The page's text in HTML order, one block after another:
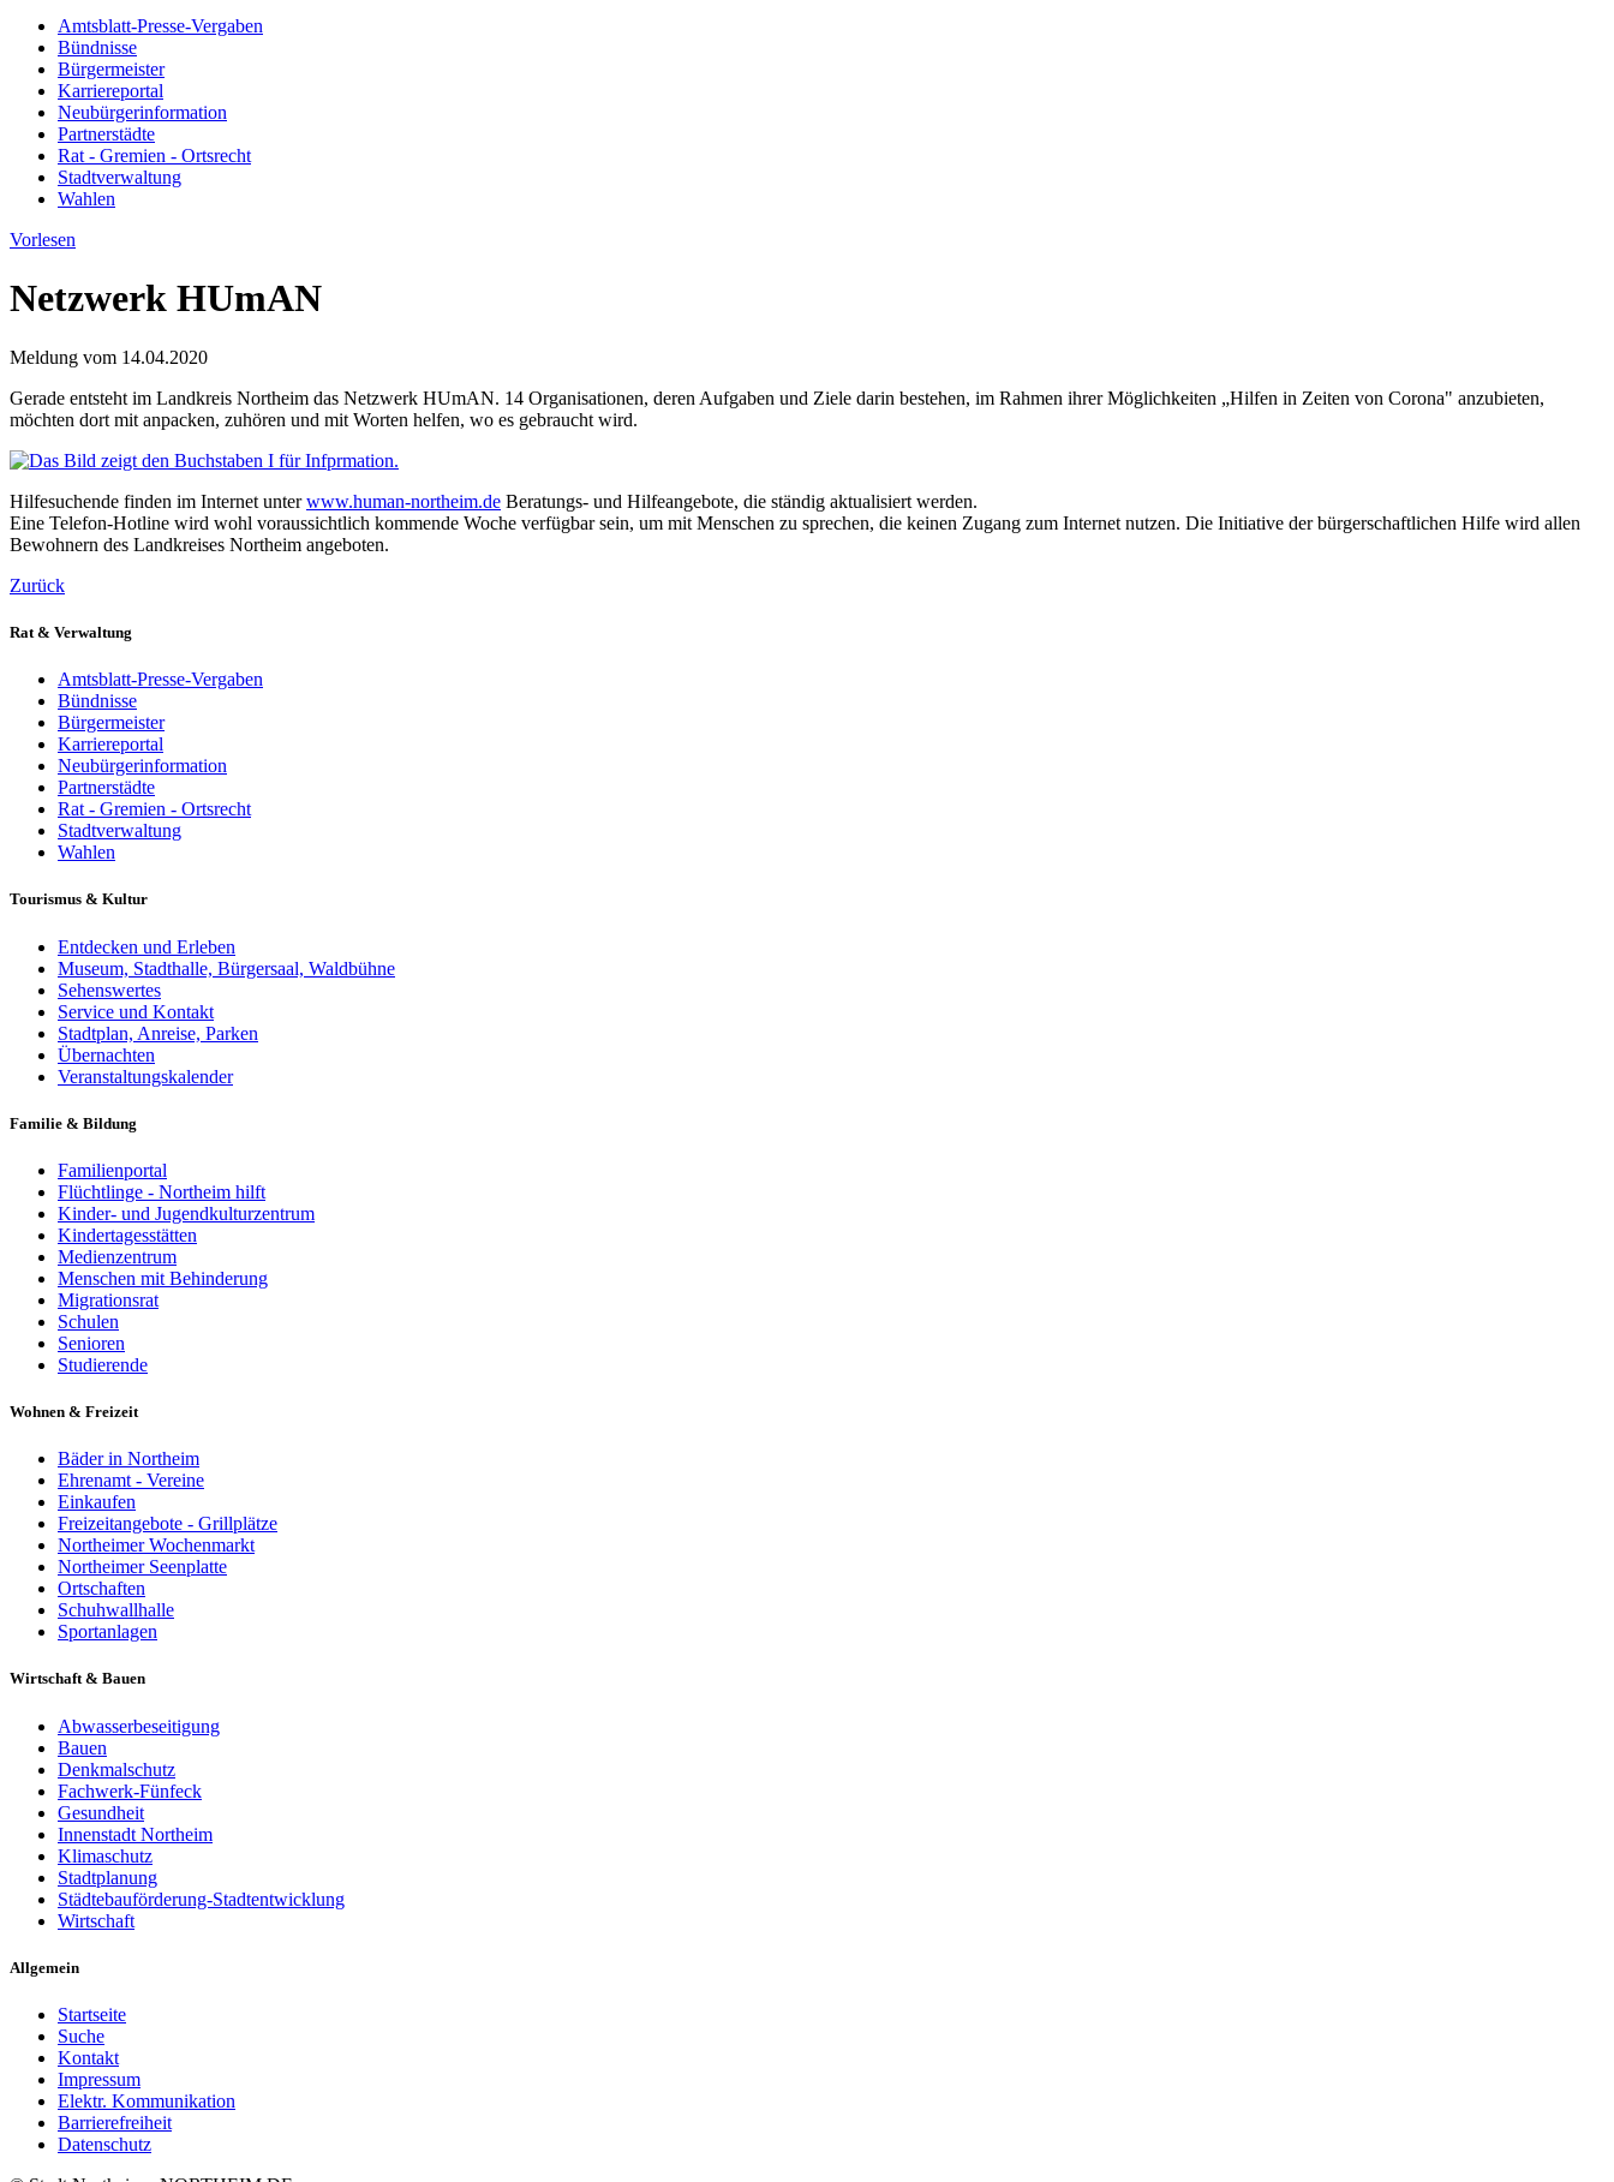
Amtsblatt-Presse-Vergaben
Bündnisse
Bürgermeister
Karriereportal
Neubürgerinformation
Partnerstädte
Rat - Gremien - Ortsrecht
Stadtverwaltung
Wahlen
Vorlesen
Netzwerk HUmAN
Meldung vom 14.04.2020
Gerade entsteht im Landkreis Northeim das Netzwerk HUmAN. 14 Organisationen, deren Aufgaben und Ziele darin bestehen, im Rahmen ihrer Möglichkeiten „Hilfen in Zeiten von Corona" anzubieten,
möchten dort mit anpacken, zuhören und mit Worten helfen, wo es gebraucht wird.
Hilfesuchende finden im Internet unterwww.human-northeim.de Beratungs- und Hilfeangebote, die ständig aktualisiert werden.
Eine Telefon-Hotline wird wohl voraussichtlich kommende Woche verfügbar sein, um mit Menschen zu sprechen, die keinen Zugang zum Internet nutzen. Die Initiative der bürgerschaftlichen Hilfe wird allen
Bewohnern des Landkreises Northeim angeboten.
Zurück
Rat & Verwaltung
Amtsblatt-Presse-Vergaben
Bündnisse
Bürgermeister
Karriereportal
Neubürgerinformation
Partnerstädte
Rat - Gremien - Ortsrecht
Stadtverwaltung
Wahlen
Tourismus & Kultur
Entdecken und Erleben
Museum, Stadthalle, Bürgersaal, Waldbühne
Sehenswertes
Service und Kontakt
Stadtplan, Anreise, Parken
Übernachten
Veranstaltungskalender
Familie & Bildung
Familienportal
Flüchtlinge - Northeim hilft
Kinder- und Jugendkulturzentrum
Kindertagesstätten
Medienzentrum
Menschen mit Behinderung
Migrationsrat
Schulen
Senioren
Studierende
Wohnen & Freizeit
Bäder in Northeim
Ehrenamt - Vereine
Einkaufen
Freizeitangebote - Grillplätze
Northeimer Wochenmarkt
Northeimer Seenplatte
Ortschaften
Schuhwallhalle
Sportanlagen
Wirtschaft & Bauen
Abwasserbeseitigung
Bauen
Denkmalschutz
Fachwerk-Fünfeck
Gesundheit
Innenstadt Northeim
Klimaschutz
Stadtplanung
Städtebauförderung-Stadtentwicklung
Wirtschaft
Allgemein
Startseite
Suche
Kontakt
Impressum
Elektr. Kommunikation
Barrierefreiheit
Datenschutz